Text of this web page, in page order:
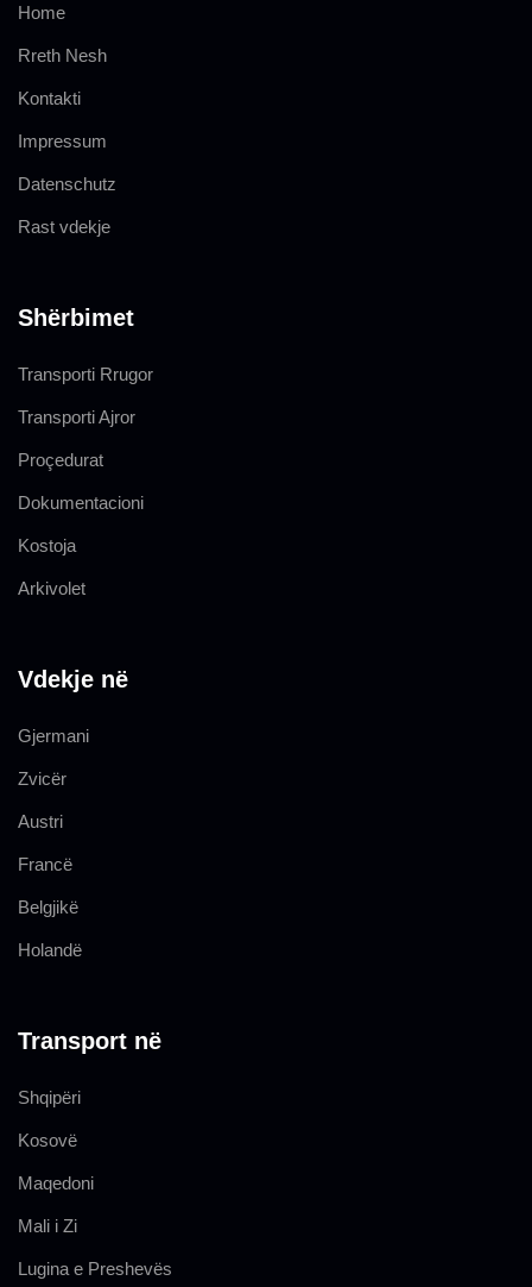
Home
Rreth Nesh
Kontakti
Impressum
Datenschutz
Rast vdekje
Shërbimet
Transporti Rrugor
Transporti Ajror
Proçedurat
Dokumentacioni
Kostoja
Arkivolet
Vdekje në
Gjermani
Zvicër
Austri
Francë
Belgjikë
Holandë
Transport në
Shqipëri
Kosovë
Maqedoni
Mali i Zi
Lugina e Preshevës